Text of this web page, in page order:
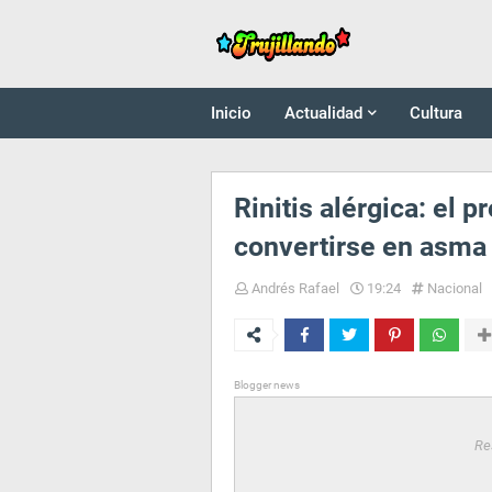
Inicio Actualidad Cultura
Rinitis alérgica: el
convertirse en asma
Andrés Rafael 19:24 Nacional
Blogger news